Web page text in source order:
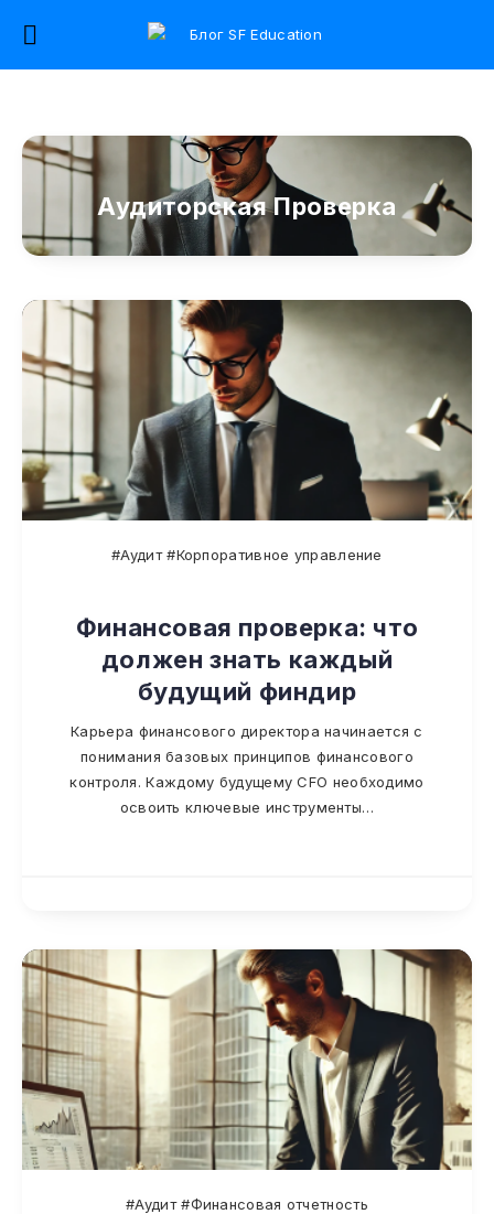
Аудиторская Проверка
#Аудит #Корпоративное управление
Финансовая проверка: что
должен знать каждый
будущий финдир
Карьера финансового директора начинается с
понимания базовых принципов финансового
контроля. Каждому будущему CFO необходимо
освоить ключевые инструменты…
#Аудит #Финансовая отчетность